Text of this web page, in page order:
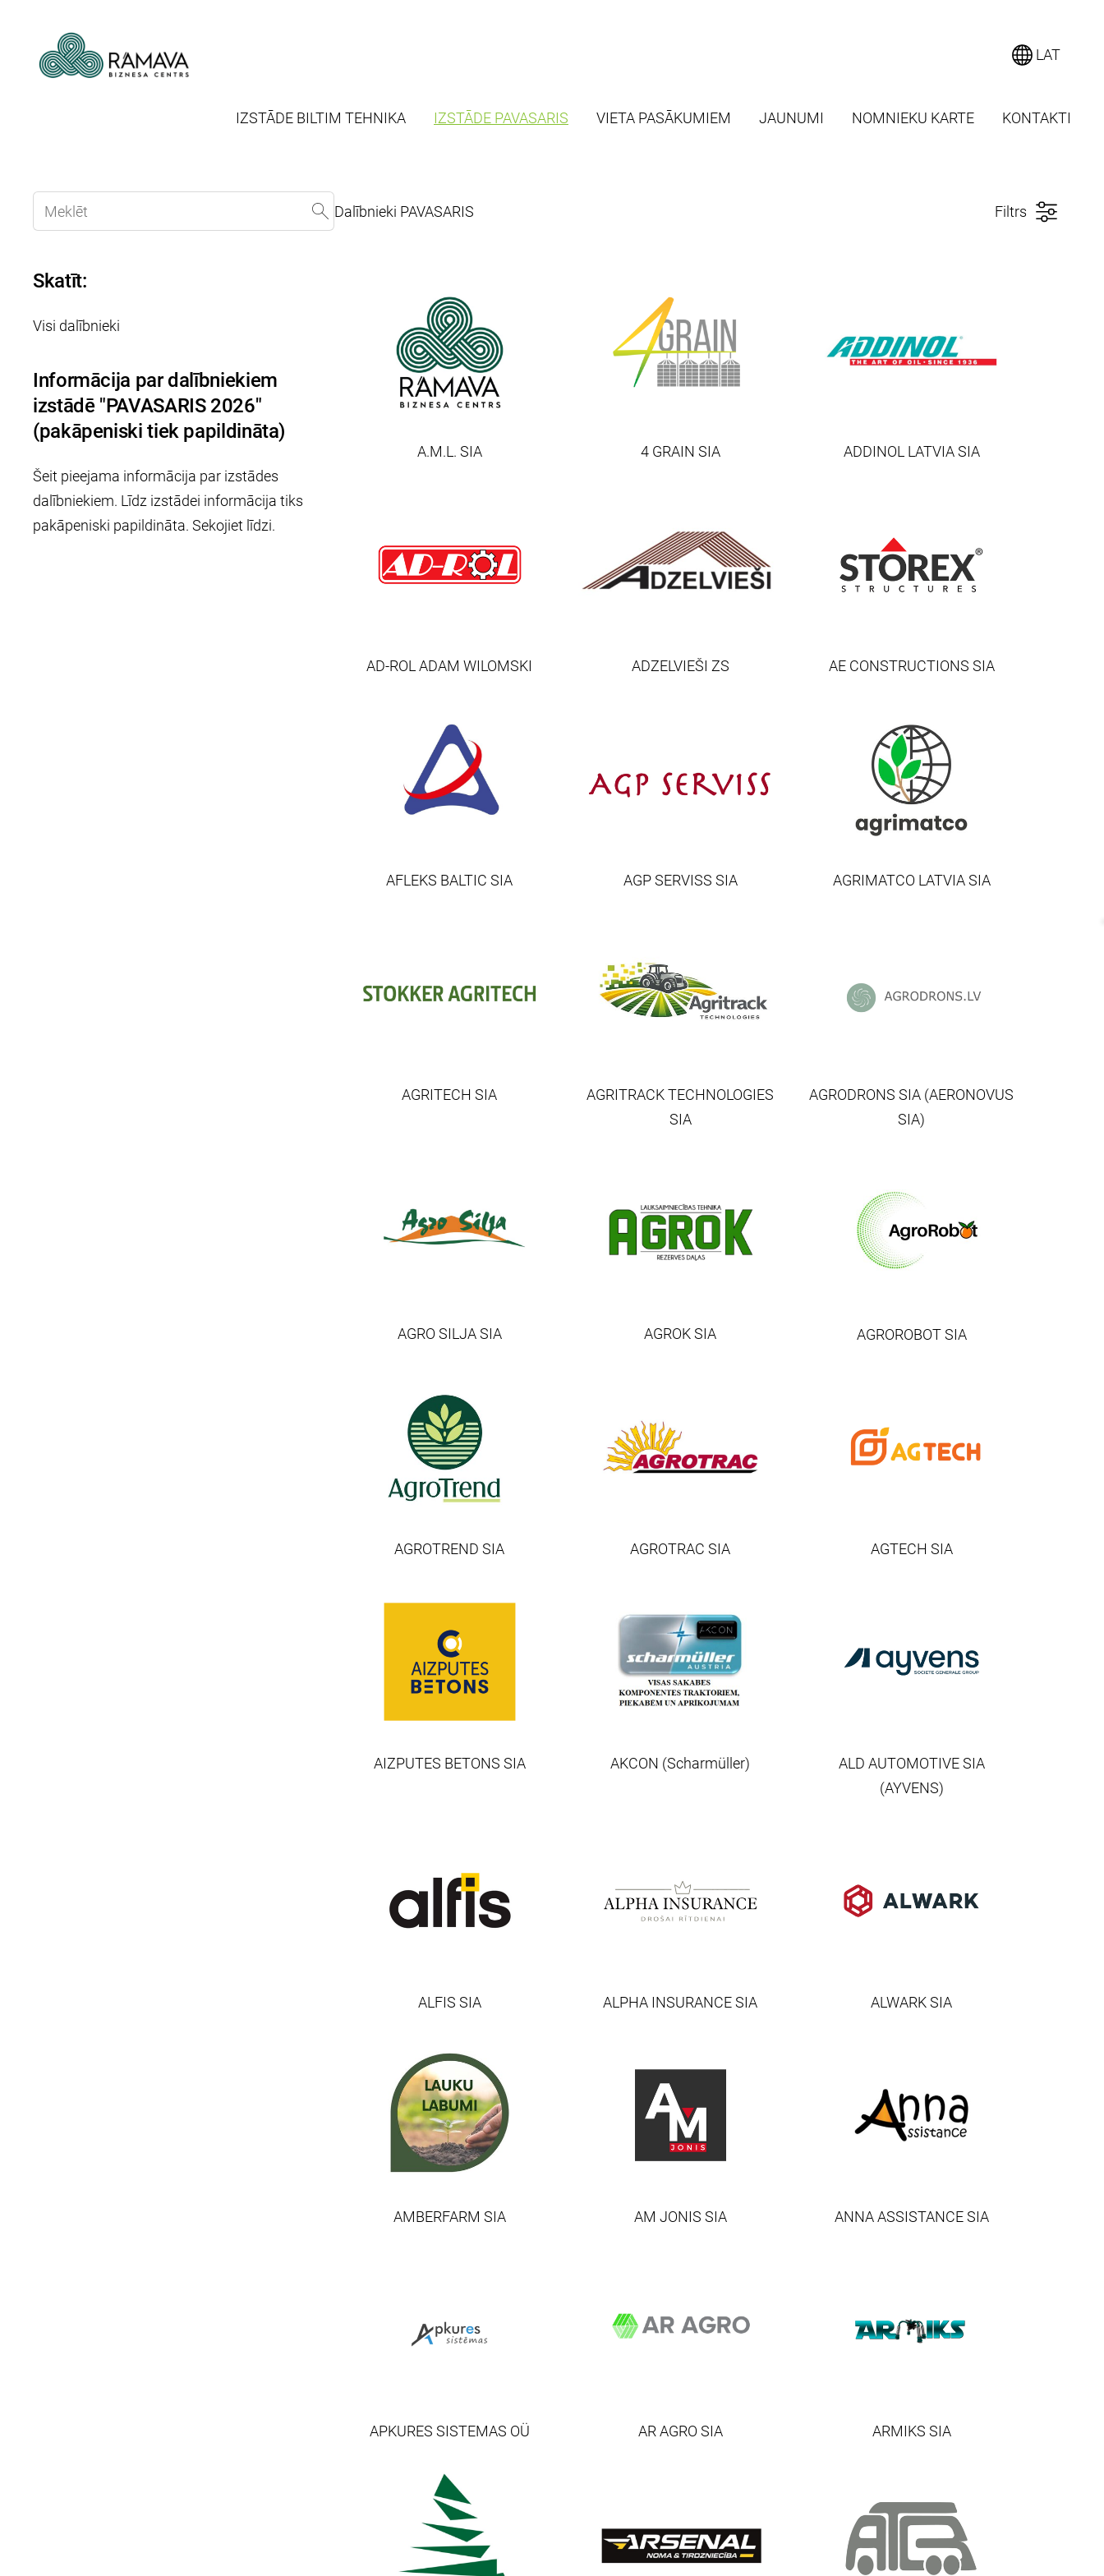
IZSTĀDE BILTIM TEHNIKA IZSTĀDE PAVASARIS VIETA PASĀKUMIEM JAUNUMI NOMNIEKU KARTE KONTAKTI
LAT
Skatīt:
Visi dalībnieki
Informācija par dalībniekiem
izstādē "PAVASARIS 2026"
(pakāpeniski tiek papildināta)
Šeit pieejama informācija par izstādes
dalībniekiem. Līdz izstādei informācija tiks
pakāpeniski papildināta. Sekojiet līdzi.
Dalībnieki PAVASARIS Filtrs
A.M.L. SIA 4 GRAIN SIA ADDINOL LATVIA SIA
AD-ROL ADAM WILOMSKI ADZELVIEŠI ZS AE CONSTRUCTIONS SIA
AFLEKS BALTIC SIA AGP SERVISS SIA AGRIMATCO LATVIA SIA
AGRITECH SIA
AGRITRACK TECHNOLOGIES
SIA
AGRODRONS SIA (AERONOVUS
SIA)
AGRO SILJA SIA AGROK SIA AGROROBOT SIA
AGROTREND SIA AGROTRAC SIA AGTECH SIA
AIZPUTES BETONS SIA AKCON (Scharmüller)
ALD AUTOMOTIVE SIA
(AYVENS)
ALFIS SIA ALPHA INSURANCE SIA ALWARK SIA
AMBERFARM SIA AM JONIS SIA ANNA ASSISTANCE SIA
APKURES SISTEMAS OÜ AR AGRO SIA ARMIKS SIA